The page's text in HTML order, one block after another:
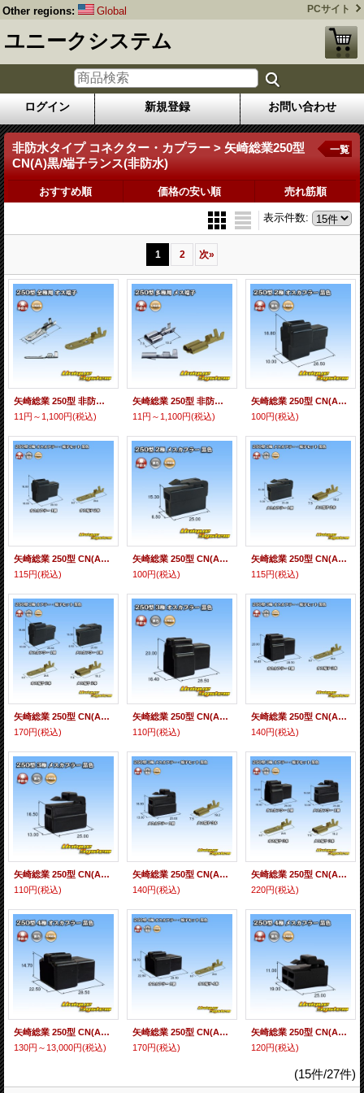
Other regions: Global PCサイト
ユニークシステム
ログイン 新規登録 お問い合わせ
非防水タイプ コネクター・カプラー > 矢崎総業250型
CN(A)黒/端子ランス(非防水)
一覧
おすすめ順 価格の安い順 売れ筋順
表示件数:
1 2 次»
矢崎総業 250型 非防水 全極用 非防水 オス端子
11円～1,100円(税込)
矢崎総業 250型 非防水 多極用 非防水 メス端子
11円～1,100円(税込)
矢崎総業 250型 CN(A) 非防水 2極 オスカプラー 黒色
100円(税込)
矢崎総業 250型 CN(A) 非防水 2極 オスカプラー・端子セット 黒色
115円(税込)
矢崎総業 250型 CN(A) 非防水 2極 メスカプラー 黒色
100円(税込)
矢崎総業 250型 CN(A) 非防水 2極 メスカプラー・端子セット 黒色
115円(税込)
矢崎総業 250型 CN(A) 非防水 2極 カプラー・端子セット 黒色
170円(税込)
矢崎総業 250型 CN(A) 非防水 3極 オスカプラー 黒色
110円(税込)
矢崎総業 250型 CN(A) 非防水 3極 オスカプラー・端子セット 黒色
140円(税込)
矢崎総業 250型 CN(A) 非防水 3極 メスカプラー 黒色
110円(税込)
矢崎総業 250型 CN(A) 非防水 3極 メスカプラー・端子セット 黒色
140円(税込)
矢崎総業 250型 CN(A) 非防水 3極 カプラー・端子セット 黒色
220円(税込)
矢崎総業 250型 CN(A) 非防水 4極 オスカプラー 黒色
130円～13,000円(税込)
矢崎総業 250型 CN(A) 非防水 4極 オスカプラー・端子セット 黒色
170円(税込)
矢崎総業 250型 CN(A) 非防水 4極 メスカプラー 黒色
120円(税込)
(15件/27件)